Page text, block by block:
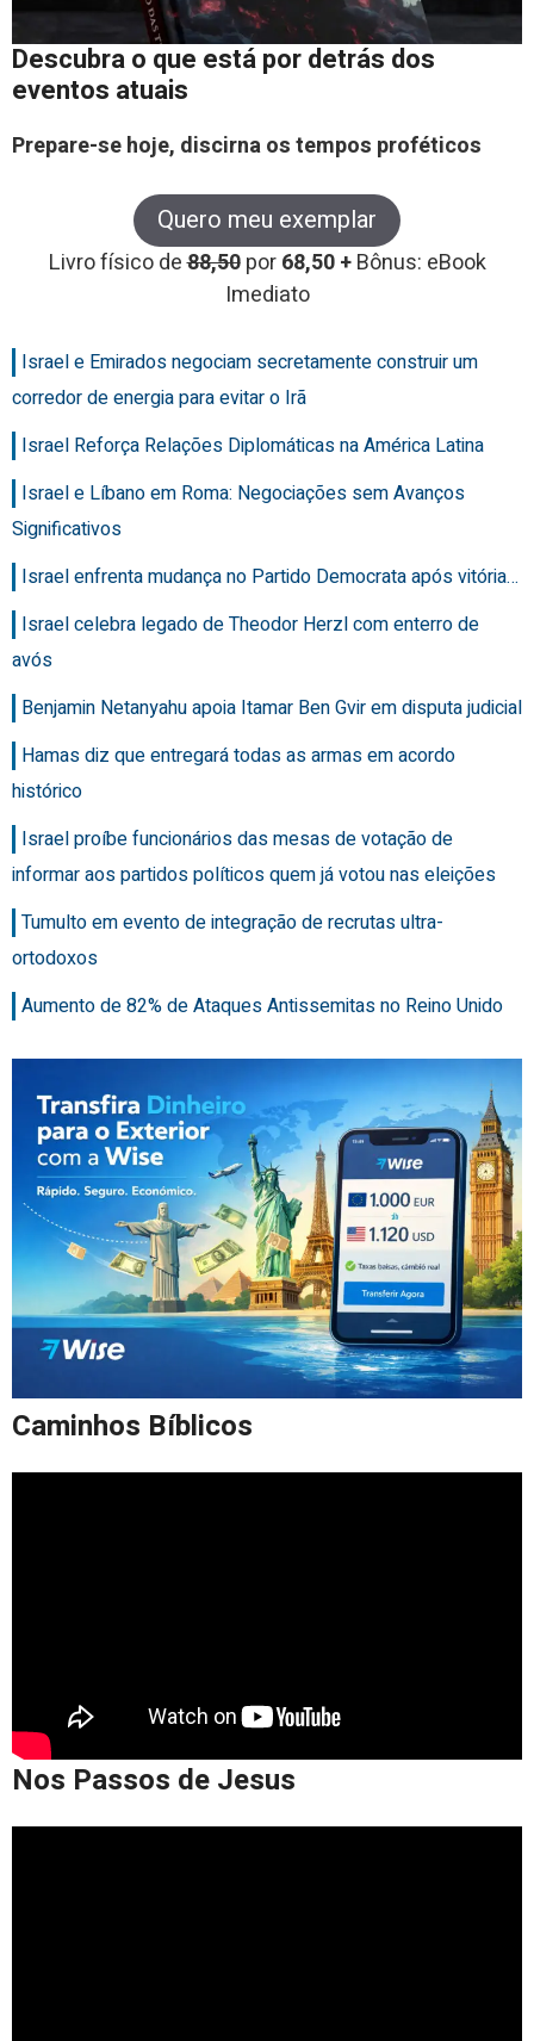
Descubra o que está por detrás dos
eventos atuais
Prepare-se hoje, discirna os tempos proféticos
Quero meu exemplar
Livro físico de88,50 por68,50 +Bônus: eBook
Imediato
Israel e Emirados negociam secretamente construir um
corredor de energia para evitar o Irã
Israel Reforça Relações Diplomáticas na América Latina
Israel e Líbano em Roma: Negociações sem Avanços
Significativos
Israel enfrenta mudança no Partido Democrata após vitória…
Israel celebra legado de Theodor Herzl com enterro de
avós
Benjamin Netanyahu apoia Itamar Ben Gvir em disputa judicial
Hamas diz que entregará todas as armas em acordo
histórico
Israel proíbe funcionários das mesas de votação de
informar aos partidos políticos quem já votou nas eleições
Tumulto em evento de integração de recrutas ultra-
ortodoxos
Aumento de 82% de Ataques Antissemitas no Reino Unido
Caminhos Bíblicos
Nos Passos de Jesus